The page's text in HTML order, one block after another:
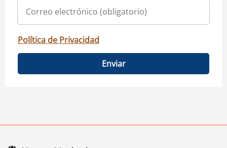
Política de Privacidad
Enviar